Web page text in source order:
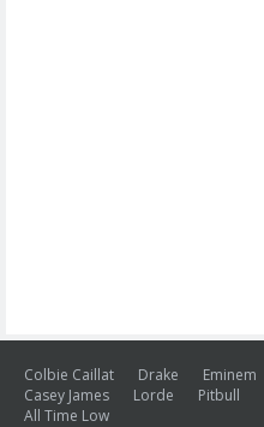
Colbie Caillat Drake Eminem
Casey James
Lorde Pitbull
All Time Low